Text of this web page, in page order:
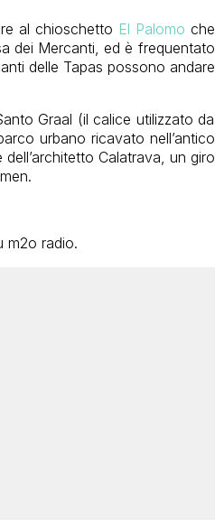
al chioschetto El Palomo che
dei Mercanti, ed è frequentato
delle Tapas possono andare
Graal (il calice utilizzato da
urbano ricavato nell’antico
Calatrava, un giro
m2o radio.